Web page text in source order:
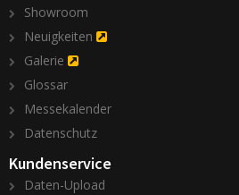
Showroom
Neuigkeiten
Galerie
Glossar
Messekalender
Datenschutz
Kundenservice
Daten-Upload